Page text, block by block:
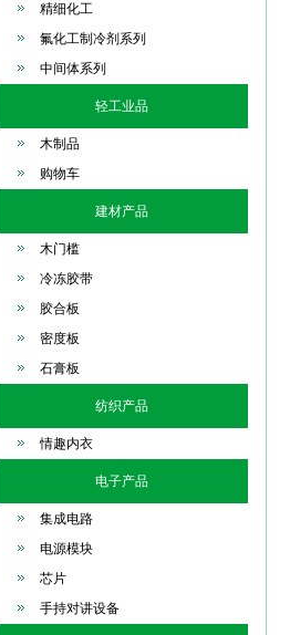
精细化工
氟化工制冷剂系列
中间体系列
轻工业品
木制品
购物车
建材产品
木门槛
冷冻胶带
胶合板
密度板
石膏板
纺织产品
情趣内衣
电子产品
集成电路
电源模块
芯片
手持对讲设备